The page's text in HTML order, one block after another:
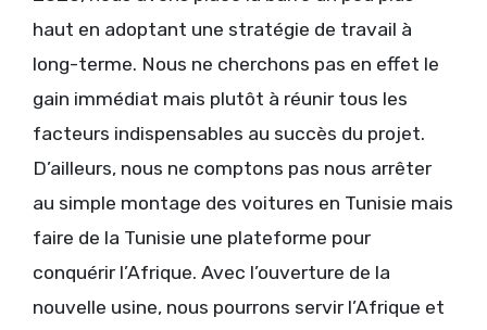
haut en adoptant une stratégie de travail à
long-terme. Nous ne cherchons pas en effet le
gain immédiat mais plutôt à réunir tous les
facteurs indispensables au succès du projet.
D’ailleurs, nous ne comptons pas nous arrêter
au simple montage des voitures en Tunisie mais
faire de la Tunisie une plateforme pour
conquérir l’Afrique. Avec l’ouverture de la
nouvelle usine, nous pourrons servir l’Afrique et